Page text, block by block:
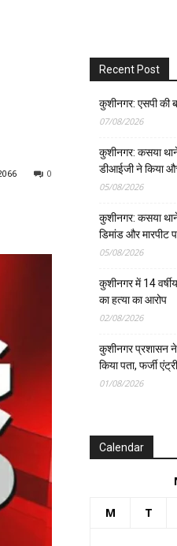
0
Recent Post
कुशीनगर: एसपी की
07/08/2026
कुशीनगर: कसया थाने
डीआईजी ने किया
05/08/2026
कुशीनगर: कसया
डिमांड और मारपीट
05/08/2026
कुशीनगर में 14
का हत्या का आरोप
02/08/2026
कुशीनगर प्रशासन
किया पता, फर्जी
01/08/2026
Calendar
M T